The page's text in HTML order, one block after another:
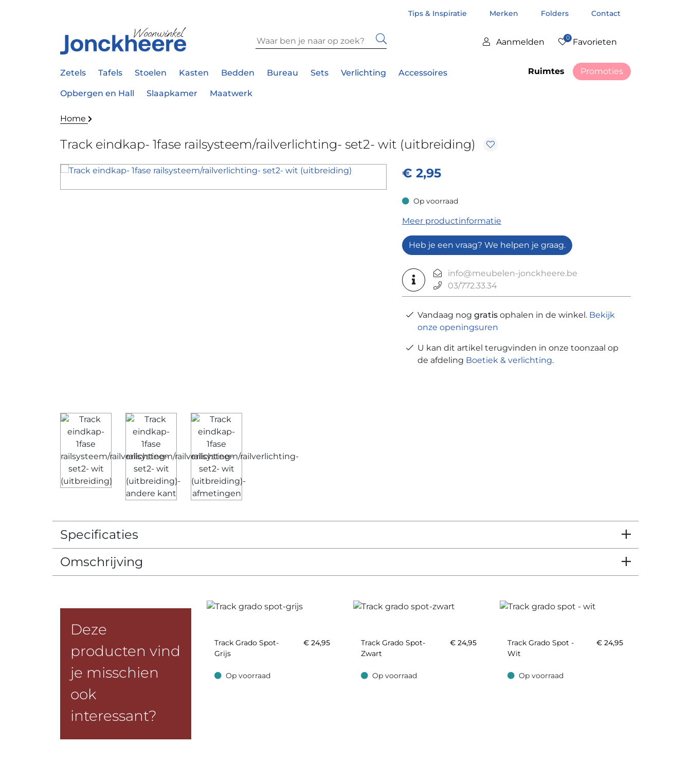
Tips & Inspiratie Merken Folders Contact
Aanmelden 0 Favorieten
Zetels Tafels Stoelen Kasten Bedden Bureau Sets Verlichting Accessoires
Opbergen en Hall Slaapkamer Maatwerk
Ruimtes Promoties
Home
Track eindkap- 1fase railsysteem/railverlichting- set2- wit (uitbreiding)
€ 2,95
Op voorraad
Op voorraad
Meer productinformatie
Heb je een vraag? We helpen je graag.
info@meubelen-jonckheere.be
03/772.33.34
Vandaag nog gratis ophalen in de winkel. Bekijk
onze openingsuren
U kan dit artikel terugvinden in onze toonzaal op
de afdeling Boetiek & verlichting.
Specificaties
Omschrijving
Deze
producten vind
je misschien
ook
interessant?
Track Grado Spot-
Grijs
€ 24,95
Op voorraad
Op voorraad
Track Grado Spot-
Zwart
€ 24,95
Op voorraad
Op voorraad
Track Grado Spot -
Wit
€ 24,95
Op voorraad
Op voorraad